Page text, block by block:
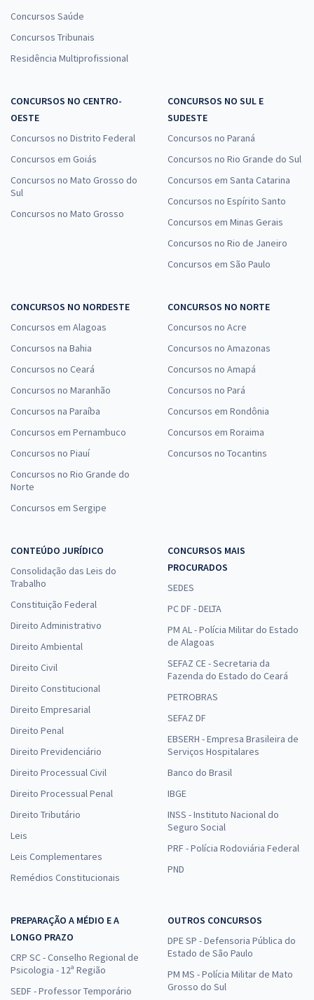
Concursos Saúde
Concursos Tribunais
Residência Multiprofissional
CONCURSOS NO CENTRO-
OESTE
Concursos no Distrito Federal
Concursos em Goiás
Concursos no Mato Grosso do
Sul
Concursos no Mato Grosso
CONCURSOS NO SUL E
SUDESTE
Concursos no Paraná
Concursos no Rio Grande do Sul
Concursos em Santa Catarina
Concursos no Espírito Santo
Concursos em Minas Gerais
Concursos no Rio de Janeiro
Concursos em São Paulo
CONCURSOS NO NORDESTE
Concursos em Alagoas
Concursos na Bahia
Concursos no Ceará
Concursos no Maranhão
Concursos na Paraíba
Concursos em Pernambuco
Concursos no Piauí
Concursos no Rio Grande do
Norte
Concursos em Sergipe
CONCURSOS NO NORTE
Concursos no Acre
Concursos no Amazonas
Concursos no Amapá
Concursos no Pará
Concursos em Rondônia
Concursos em Roraima
Concursos no Tocantins
CONTEÚDO JURÍDICO
Consolidação das Leis do
Trabalho
Constituição Federal
Direito Administrativo
Direito Ambiental
Direito Civil
Direito Constitucional
Direito Empresarial
Direito Penal
Direito Previdenciário
Direito Processual Civil
Direito Processual Penal
Direito Tributário
Leis
Leis Complementares
Remédios Constitucionais
CONCURSOS MAIS
PROCURADOS
SEDES
PC DF - DELTA
PM AL - Polícia Militar do Estado
de Alagoas
SEFAZ CE - Secretaria da
Fazenda do Estado do Ceará
PETROBRAS
SEFAZ DF
EBSERH - Empresa Brasileira de
Serviços Hospitalares
Banco do Brasil
IBGE
INSS - Instituto Nacional do
Seguro Social
PRF - Polícia Rodoviária Federal
PND
PREPARAÇÃO A MÉDIO E A
LONGO PRAZO
CRP SC - Conselho Regional de
Psicologia - 12ª Região
SEDF - Professor Temporário
OUTROS CONCURSOS
DPE SP - Defensoria Pública do
Estado de São Paulo
PM MS - Polícia Militar de Mato
Grosso do Sul